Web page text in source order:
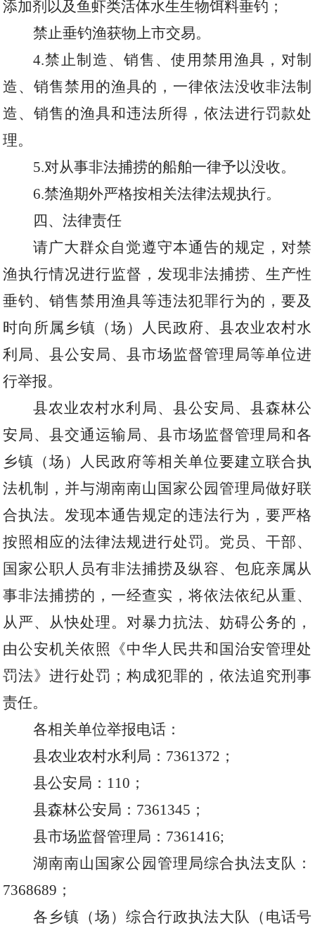
添加剂以及鱼虾类活体水生生物饵料垂钓；
禁止垂钓渔获物上市交易。
4.禁止制造、销售、使用禁用渔具，对制
造、销售禁用的渔具的，一律依法没收非法制
造、销售的渔具和违法所得，依法进行罚款处
理。
5.对从事非法捕捞的船舶一律予以没收。
6.禁渔期外严格按相关法律法规执行。
四、法律责任
请广大群众自觉遵守本通告的规定，对禁
渔执行情况进行监督，发现非法捕捞、生产性
垂钓、销售禁用渔具等违法犯罪行为的，要及
时向所属乡镇（场）人民政府、县农业农村水
利局、县公安局、县市场监督管理局等单位进
行举报。
县农业农村水利局、县公安局、县森林公
安局、县交通运输局、县市场监督管理局和各
乡镇（场）人民政府等相关单位要建立联合执
法机制，并与湖南南山国家公园管理局做好联
合执法。发现本通告规定的违法行为，要严格
按照相应的法律法规进行处罚。党员、干部、
国家公职人员有非法捕捞及纵容、包庇亲属从
事非法捕捞的，一经查实，将依法依纪从重、
从严、从快处理。对暴力抗法、妨碍公务的，
由公安机关依照《中华人民共和国治安管理处
罚法》进行处罚；构成犯罪的，依法追究刑事
责任。
各相关单位举报电话：
县农业农村水利局： 7361372 ；
县公安局： 110 ；
县森林公安局： 7361345 ；
县市场监督管理局： 7361416;
湖南南山国家公园管理局综合执法支队：
7368689 ；
各乡镇（场）综合行政执法大队（电话号